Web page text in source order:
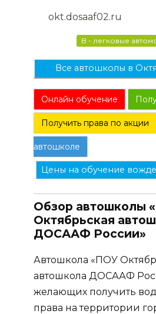
okt.dosaaf02.ru
B - легковые
Все автошколы в
Онлайн обучение
Получить права по акции
автошколе
Цены на обучение
Обзор автошколы
Октябрьская
ДОСААФ России»
Автошкола «ПОУ
автошкола ДОСААФ
желающих получить
права на территории